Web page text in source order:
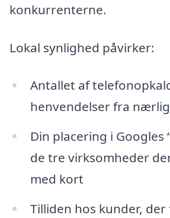
konkurrenterne.
Lokal synlighed påvirker:
Antallet af
henvendelser fra
Din placering i Googles
de tre virksomheder
med kort
Tilliden hos kunder,